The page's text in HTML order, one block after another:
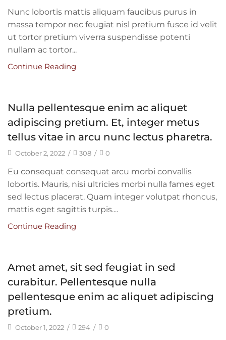
Nunc lobortis mattis aliquam faucibus purus in
massa tempor nec feugiat nisl pretium fusce id velit
ut tortor pretium viverra suspendisse potenti
nullam ac tortor...
Continue Reading
Nulla pellentesque enim ac aliquet
adipiscing pretium. Et, integer metus
tellus vitae in arcu nunc lectus pharetra.
October 2, 2022 / 308 / 0
Eu consequat consequat arcu morbi convallis
lobortis. Mauris, nisi ultricies morbi nulla fames eget
sed lectus placerat. Quam integer volutpat rhoncus,
mattis eget sagittis turpis....
Continue Reading
Amet amet, sit sed feugiat in sed
curabitur. Pellentesque nulla
pellentesque enim ac aliquet adipiscing
pretium.
October 1, 2022 / 294 / 0